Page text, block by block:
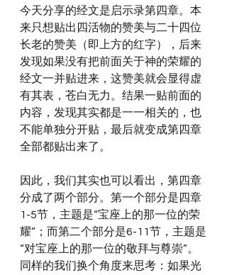
今天分享的经文是启示录第四章。本
来只想贴出四活物的赞美与二十四位
长老的赞美（即上方的红字），后来
发现如果没有把前面关于神的荣耀的
经文一并贴进来，这赞美就会显得虚
有其表，苍白无力。结果一贴前面的
内容，发现其实都是一一相关的，也
不能单独分开贴，最后就变成第四章
全部都贴出来了。
因此，我们其实也可以看出，第四章
分成了两个部分。第一个部分是四章
1-5节，主题是“宝座上的那一位的荣
耀”；而第二个部分是6-11节，主题是
“对宝座上的那一位的敬拜与尊崇”。
同样的我们换个角度来思考：如果光